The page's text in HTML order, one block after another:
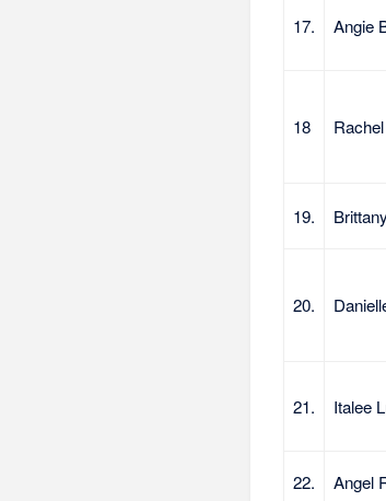
17. Angie
18
19.
20.
21. Italee
22. Angel